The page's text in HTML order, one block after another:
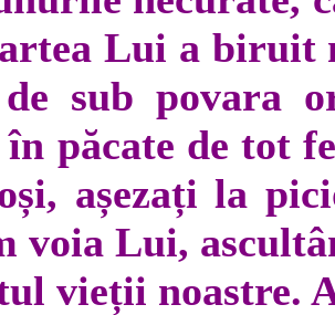
Lui a biruit
de sub povara
păcate de tot
așezați la
voia Lui,
vieții noastre.